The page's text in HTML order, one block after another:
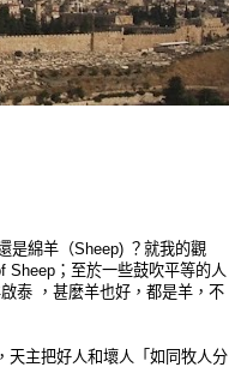
是綿羊（Sheep) ？就我的觀
Sheep；至於一些鼓吹平等的人
泰 ，甚麼羊也好，都是羊，不
天主把好人和壞人「如同牧人分